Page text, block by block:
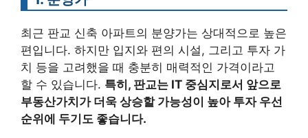
최근 판교 신축 아파트의 분양가는 상대적으로 높은
편입니다. 하지만 입지와 편의 시설, 그리고 투자 가
치 등을 고려했을 때 충분히 매력적인 가격이라고
할 수 있습니다. 특히, 판교는 IT 중심지로서 앞으로
부동산가치가 더욱 상승할 가능성이 높아 투자 우선
순위에 두기도 좋습니다.